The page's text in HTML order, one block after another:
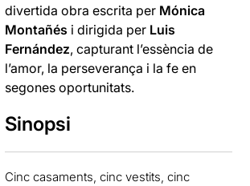
divertida obra escrita per Mónica
Montañés i dirigida per Luis
Fernández, capturant l’essència de
l’amor, la perseverança i la fe en
segones oportunitats.
Sinopsi
Cinc casaments, cinc vestits, cinc